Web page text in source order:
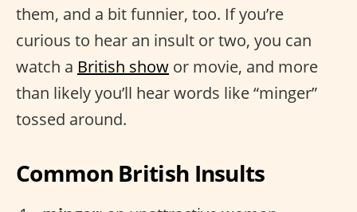
them, and a bit funnier, too. If you’re
curious to hear an insult or two, you can
watch a British show or movie, and more
than likely you’ll hear words like “minger”
tossed around.
Common British Insults